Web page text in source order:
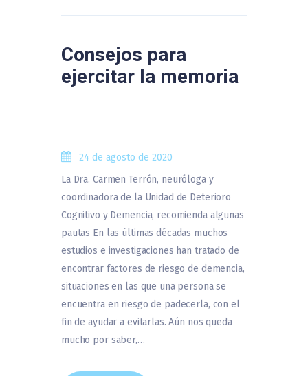
Consejos para
ejercitar la memoria
24 de agosto de 2020
La Dra. Carmen Terrón, neuróloga y
coordinadora de la Unidad de Deterioro
Cognitivo y Demencia, recomienda algunas
pautas En las últimas décadas muchos
estudios e investigaciones han tratado de
encontrar factores de riesgo de demencia,
situaciones en las que una persona se
encuentra en riesgo de padecerla, con el
fin de ayudar a evitarlas. Aún nos queda
mucho por saber,…